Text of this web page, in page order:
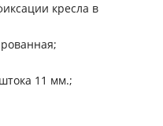
кресла в
11 мм.;